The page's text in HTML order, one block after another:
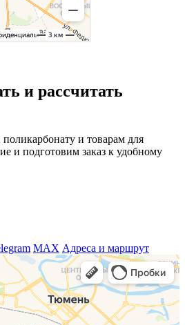
и рассчитать
и товарам для
и подготовим заказ к удобному
MAX Адреса и маршрут